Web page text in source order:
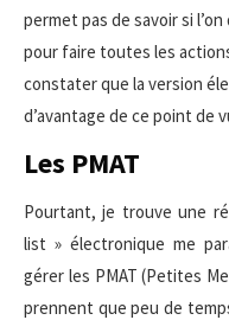
permet pas de savoir si
pour faire toutes les
constater que la version
d’avantage de ce point de
Les PMAT
Pourtant, je trouve une
list » électronique me
gérer les PMAT (Petites
prennent que peu de